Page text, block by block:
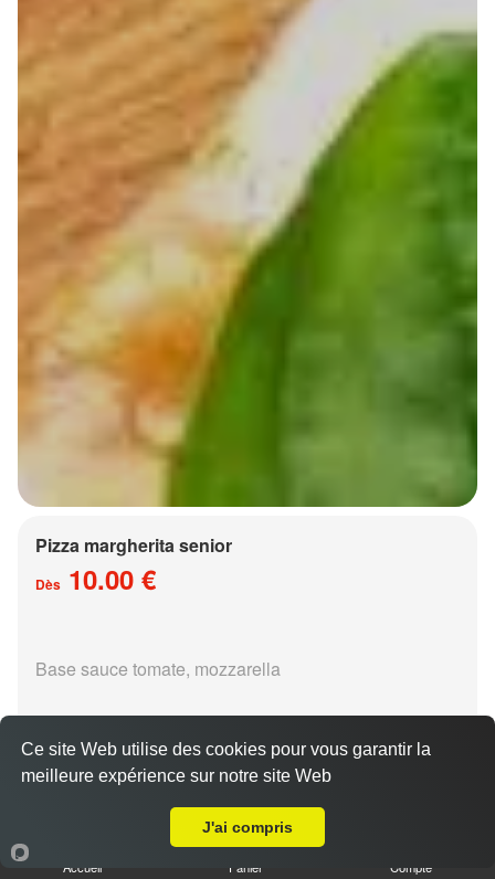
Pizza margherita senior
Dès 10.00 €
Base sauce tomate, mozzarella
15.00 €
Accueil Panier Compte
Ce site Web utilise des cookies pour vous garantir la
meilleure expérience sur notre site Web
J'ai compris